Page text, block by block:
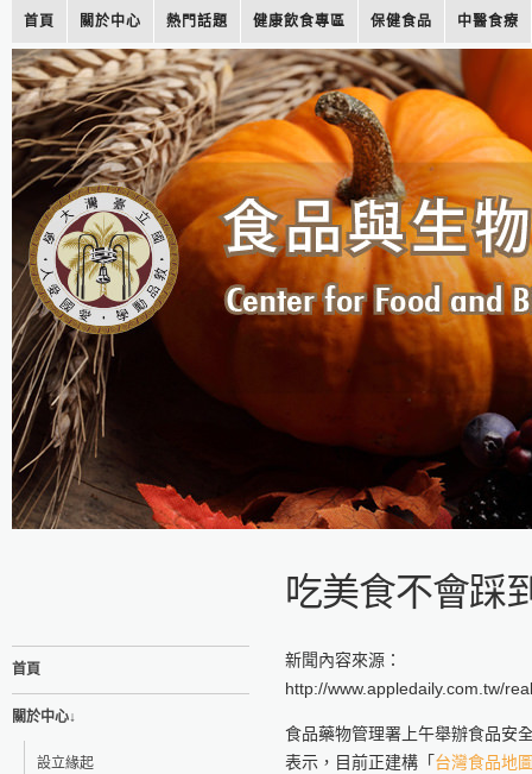
首頁 關於中心 熱門話題 健康飲食專區 保健食品 中醫食療
吃美食不會踩
首頁
關於中心↓
設立緣起
新聞內容來源：
http://www.appledaily.com.tw/
食品藥物管理署上午舉辦食品安
表示，目前正建構「 台灣食品地